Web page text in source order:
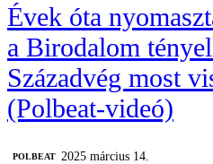
Évek óta
a Birodalom
Századvég most
(Polbeat-videó)
‎POLBEAT
2025 március 14.